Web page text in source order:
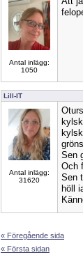
Antal inlägg:
1050
Lill-IT
Antal inlägg:
31620
Sen
Och
Sen
höll
« Föregående sida
« Första sidan